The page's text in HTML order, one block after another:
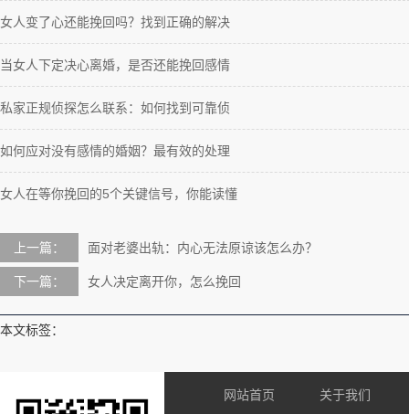
女人变了心还能挽回吗？找到正确的解决
当女人下定决心离婚，是否还能挽回感情
私家正规侦探怎么联系：如何找到可靠侦
如何应对没有感情的婚姻？最有效的处理
女人在等你挽回的5个关键信号，你能读懂
上一篇： 面对老婆出轨：内心无法原谅该怎么办？
下一篇： 女人决定离开你，怎么挽回
本文标签：
网站首页 关于我们